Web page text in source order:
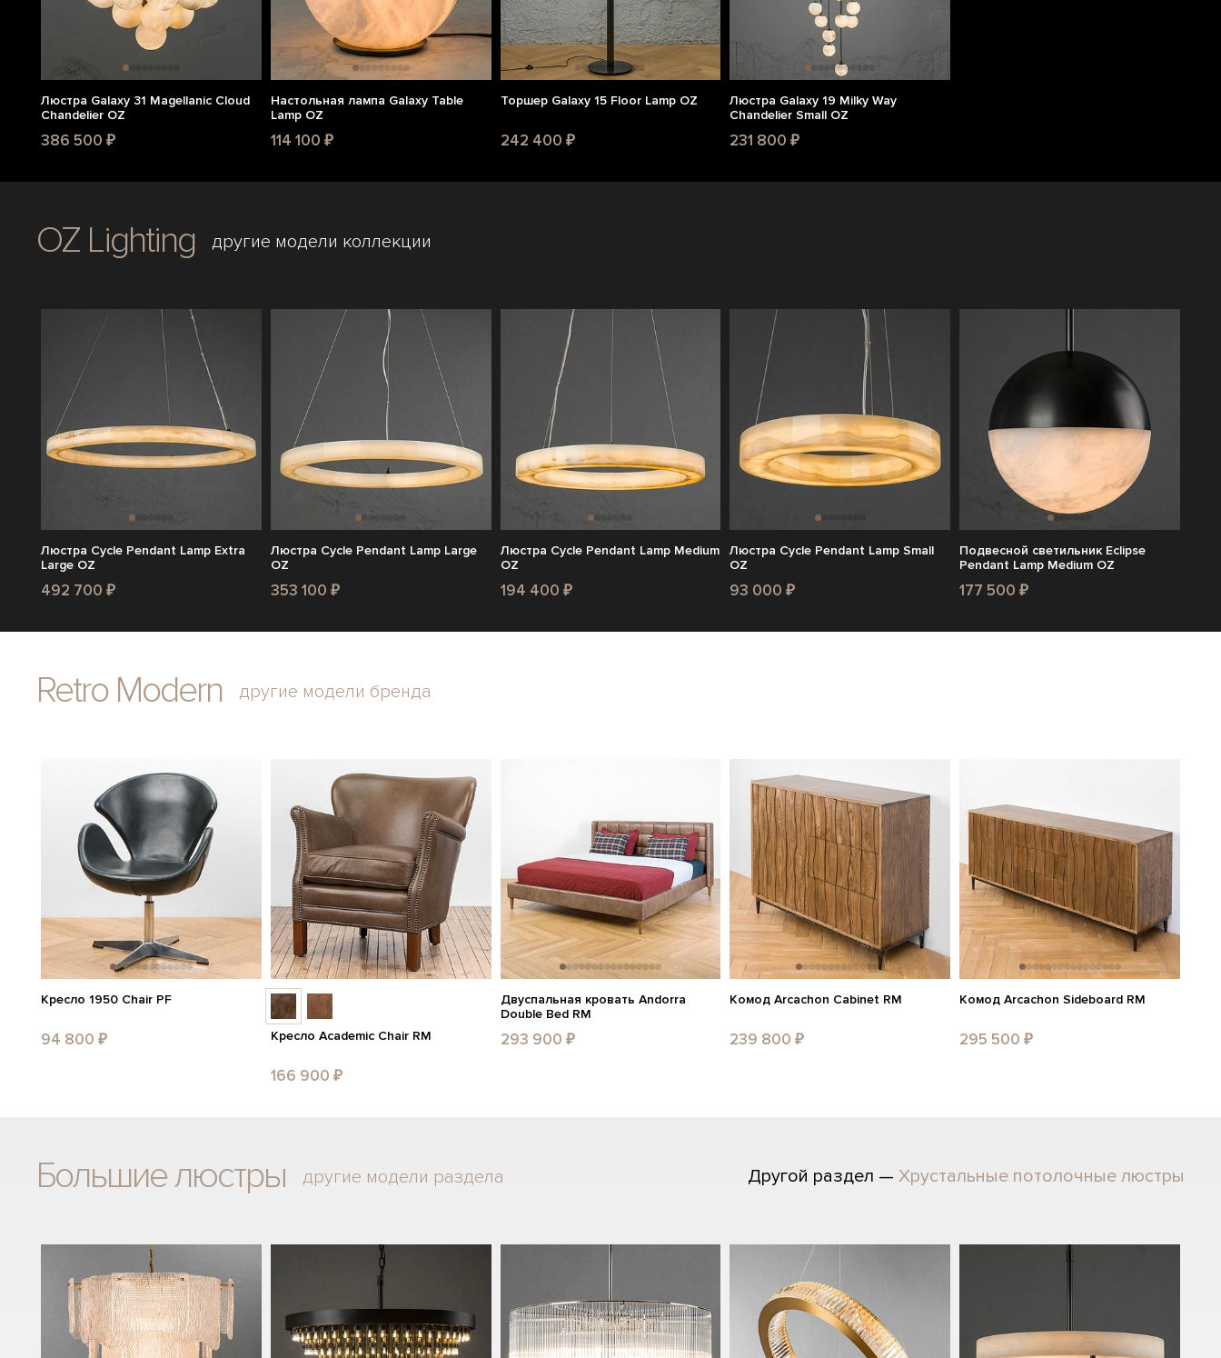
Люстра Galaxy 31 Magellanic Cloud
Chandelier OZ
386 500 ₽
Настольная лампа Galaxy Table
Lamp OZ
114 100 ₽
Торшер Galaxy 15 Floor Lamp OZ
242 400 ₽
Люстра Galaxy 19 Milky Way
Chandelier Small OZ
231 800 ₽
OZ Lighting другие модели коллекции
Люстра Cycle Pendant Lamp Extra
Large OZ
492 700 ₽
Люстра Cycle Pendant Lamp Large
OZ
353 100 ₽
Люстра Cycle Pendant Lamp Medium
OZ
194 400 ₽
Люстра Cycle Pendant Lamp Small
OZ
93 000 ₽
Подвесной светильник Eclipse
Pendant Lamp Medium OZ
177 500 ₽
Retro Modern другие модели бренда
Кресло 1950 Chair PF
94 800 ₽ Кресло Academic Chair RM
166 900 ₽
Двуспальная кровать Andorra
Double Bed RM
293 900 ₽
Комод Arcachon Cabinet RM
239 800 ₽
Комод Arcachon Sideboard RM
295 500 ₽
Большие люстры другие модели раздела Другой раздел — Хрустальные потолочные люстры